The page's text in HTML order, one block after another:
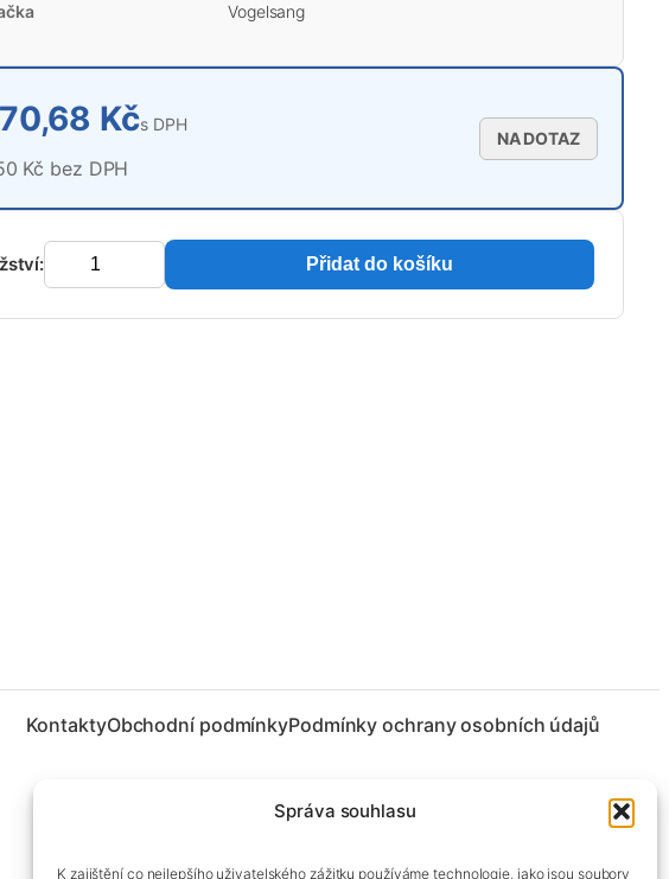
Správa souhlasu
K zajištění co nejlepšího uživatelského zážitku používáme technologie, jako jsou soubory
Vogelsang
Kčs DPH
Kč bez DPH
NA DOTAZ
Přidat do košíku
KontaktyObchodní podmínkyPodmínky ochrany osobních údajů